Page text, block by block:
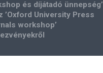
és díjátadó ünnepség’
’Oxford University Press
workshop’